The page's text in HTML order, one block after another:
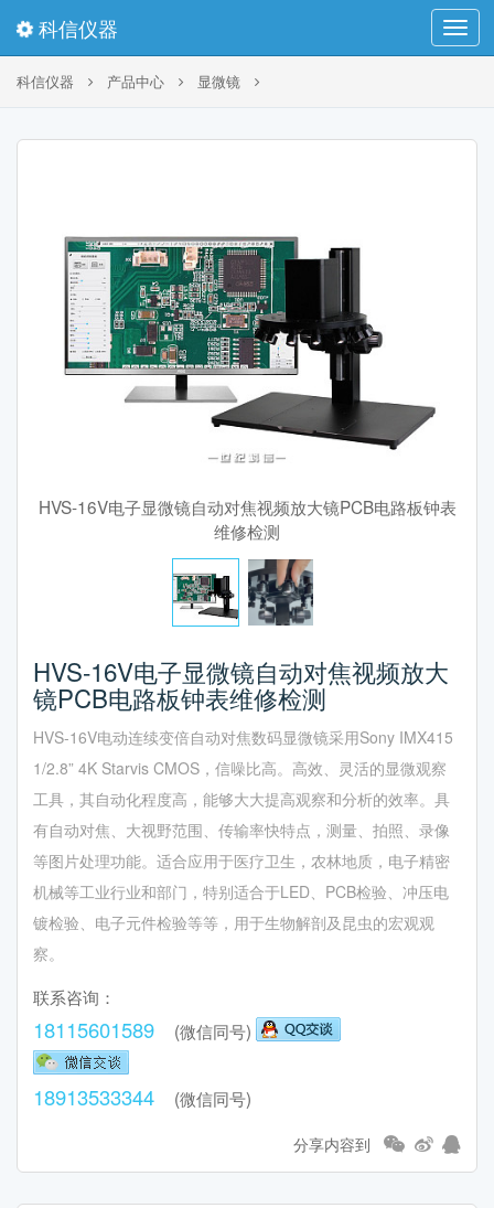
科信仪器
科信仪器 产品中心 显微镜
HVS-16V自动对焦大视野数码显微镜
HVS-16V电子显微镜自动对焦视频放大镜PCB电路板钟表
维修检测
HVS-16V电子显微镜自动对焦视频放大
镜PCB电路板钟表维修检测
HVS-16V电动连续变倍自动对焦数码显微镜采用Sony IMX415
1/2.8” 4K Starvis CMOS，信噪比高。高效、灵活的显微观察
工具，其自动化程度高，能够大大提高观察和分析的效率。具
有自动对焦、大视野范围、传输率快特点，测量、拍照、录像
等图片处理功能。适合应用于医疗卫生，农林地质，电子精密
机械等工业行业和部门，特别适合于LED、PCB检验、冲压电
镀检验、电子元件检验等等，用于生物解剖及昆虫的宏观观
察。
联系咨询：
18115601589 (微信同号)
18913533344 (微信同号)
分享内容到